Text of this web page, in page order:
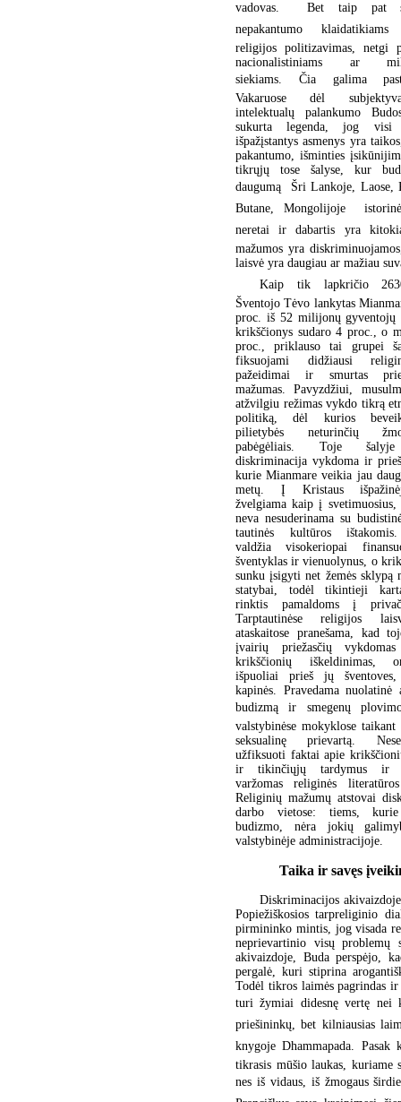
vadovas.  Bet taip pat
nepakantumo
religijos politizavimas, netgi
nacionalistiniams ar
siekiams. Čia galima
Vakaruose dėl
intelektualų palankumo
sukurta legenda, jog
išpažįstantys asmenys yra
pakantumo, išminties
tikrųjų tose šalyse, kur
daugumą  Šri Lankoje, Laose,
Butane, Mongolijoje 
neretai ir dabartis yra
mažumos yra
laisvė yra daugiau ar mažiau
Kaip tik lapkričio
Šventojo Tėvo lankytas
proc. iš 52 milijonų gyventojų
krikščionys sudaro 4 proc., o
proc., priklauso tai grupei
fiksuojami didžiausi
pažeidimai ir smurtas
mažumas. Pavyzdžiui,
atžvilgiu režimas vykdo tikrą
politiką, dėl kurios
pilietybės neturinčių
pabėgėliais. Toje
diskriminacija vykdoma ir
kurie Mianmare veikia jau
metų. Į Kristaus
žvelgiama kaip į
neva nesuderinama su
tautinės kultūros
valdžia visokeriopai
šventyklas ir vienuolynus, o
sunku įsigyti net žemės sklypą
statybai, todėl tikintieji
rinktis pamaldoms į
Tarptautinėse religijos
ataskaitose pranešama, kad
įvairių priežasčių
krikščionių iškeldinimas,
išpuoliai prieš jų šventoves,
kapinės. Pravedama
budizmą ir smegenų
valstybinėse mokyklose
seksualinę prievartą.
užfiksuoti faktai apie
ir tikinčiųjų tardymus ir
varžomas religinės
Religinių mažumų atstovai
darbo vietose: tiems, kurie
budizmo, nėra jokių
valstybinėje administracijoje.
Taika ir savęs
Diskriminacijos
Popiežiškosios tarpreliginio
pirmininko mintis, jog visada
neprievartinio visų problemų
akivaizdoje, Buda perspėjo,
pergalė, kuri stiprina
Todėl tikros laimės pagrindas
turi žymiai didesnę vertę nei
priešininkų, bet kilniausias
knygoje Dhammapada.
tikrasis mūšio laukas, kuriame
nes iš vidaus, iš žmogaus